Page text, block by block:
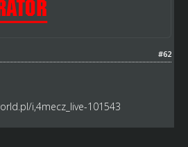
#62
i,4mecz_live-101543